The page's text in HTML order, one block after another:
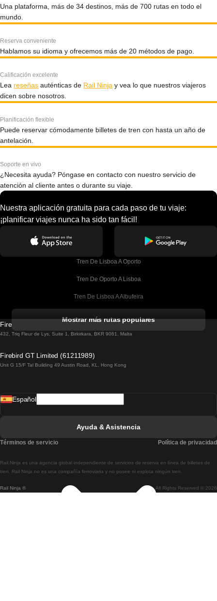
Una plataforma, más de 34 destinos, más de 700 rutas en todo el
mundo.
Reserva conveniente
Hablamos su idioma y ofrecemos más de 20 métodos de pago.
Calificación excelente
Lea reseñas auténticas de Rail Ninja y vea lo que nuestros viajeros
dicen sobre nosotros.
Planificación flexible
Puede reservar cómodamente billetes de tren con hasta un año de
antelación.
Soporte en vivo
¿Necesita ayuda? Póngase en contacto con nuestro servicio de
atención al cliente antes o durante su viaje.
Nuestra aplicación gratuita para cada paso de tu viaje:
¡planificar viajes nunca ha sido tan fácil!
Tren De Lisboa A Oporto
Tren De Oporto A Lisboa
Tren De Lisboa A Albufeira
Tren De Lisboa A Lagos
Tren De Lisboa A Madrid
Tren De Lisboa A Braga
Tren De Braga A Lisboa
Mostrar más rutas populares
Firebird GT Limited (OC 1451)
432, Triq Fleur de Lys, Suite 1, Birkirkara, BKR 9061, Malta
Firebird GT Limited (61211989)
Unit G 15/F Tal Building 49 Austin Road, KL, Hong Kong
Rail Ninja ® All Rights Reserved © 2026
Rail.Ninja es una agencia global independiente de servicios de reserva en línea de billetes de
tren. Rail Ninja no es una compañía ferroviaria y no posee ni explota ningún tren.
Español
Ayuda & Asistencia
Términos de servicio Política de privacidad